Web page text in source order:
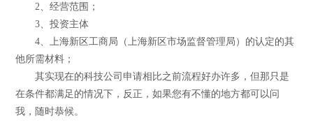
2、经营范围；
3、投资主体
4、上海新区工商局（上海新区市场监督管理局）的认定的其
他所需材料；
其实现在的科技公司申请相比之前流程好办许多，但那只是
在条件都满足的情况下，反正，如果您有不懂的地方都可以问
我，随时恭候。